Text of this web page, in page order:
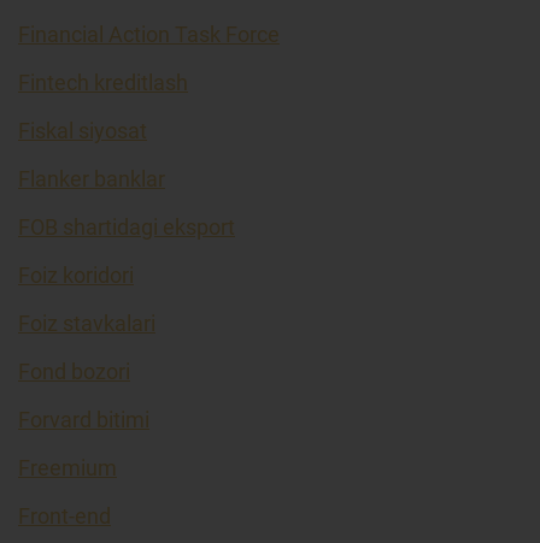
Financial Action Task Force
Fintech kreditlash
Fiskal siyosat
Flanker banklar
FOB shartidagi eksport
Foiz koridori
Foiz stavkalari
Fond bozori
Forvard bitimi
Freemium
Front-end